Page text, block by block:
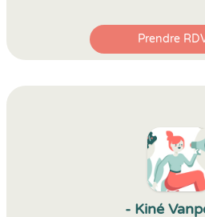
Prendre
- Kiné